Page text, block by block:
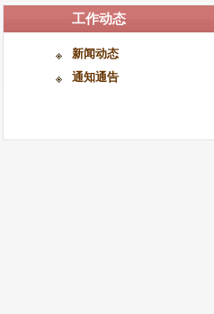
工作动态
新闻动态
通知通告